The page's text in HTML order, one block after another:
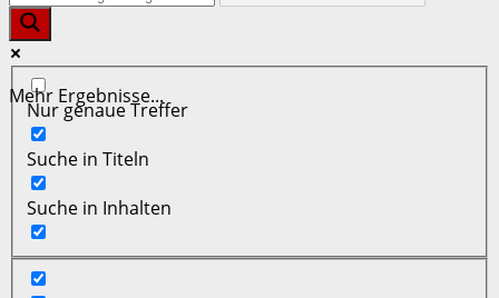
Mehr Ergebnisse...
Nur genaue Treffer
Suche in Titeln
Suche in Inhalten